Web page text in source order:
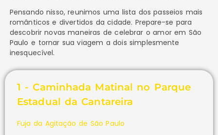
Pensando nisso, reunimos uma lista dos passeios mais
românticos e divertidos da cidade. Prepare-se para
descobrir novas maneiras de celebrar o amor em São
Paulo e tornar sua viagem a dois simplesmente
inesquecível.
1 - Caminhada Matinal no Parque
Estadual da Cantareira
Fuja da Agitação de São Paulo